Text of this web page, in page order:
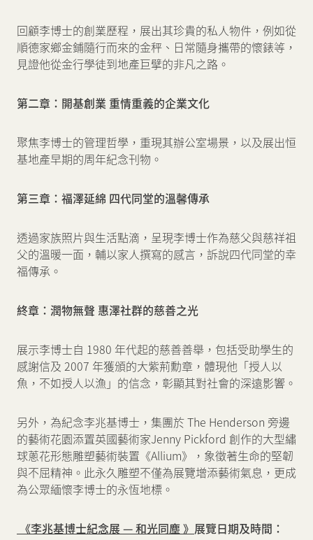
回顧李博士的創業歷程，展出其珍貴的私人物件，例如從
順德家鄉金鋪隨行而來的金秤、日常隨身攜帶的懷錶等，
見證他從金行學徒到地產巨擘的非凡之路。
第二章：開基創業 重情重義的企業文化
聚焦李博士的管理哲學，重現其辦公室場景，以及展出恒
基地產早期的周年紀念刊物。
第三章：福澤延綿 四代同堂的溫馨傳承
透過家族照片與生活點滴，呈現李博士作為慈父與慈祥祖
父的溫暖一面，輔以家人撰寫的感言，訴說四代同堂的幸
福傳承。
終章：潤物無聲 惠澤社群的慈善之光
展示李博士自 1980 年代起的慈善善舉，包括受助學生的
感謝信及 2007 年獲頒的大紫荊勳章，體現他「授人以
魚，不如授人以漁」的信念，彰顯其對社會的深遠影響。
另外，為紀念李兆基博士，集團於 The Henderson 旁邊
的藝術花園添置英國藝術家Jenny Pickford 創作的大型繡
球蔥花形態雕塑藝術裝置《Allium》，象徵著生命的堅韌
與不屈精神。此永久雕塑不僅為展覽增添藝術氣息，更成
為公眾緬懷李博士的永恆地標。
《李兆基博士紀念展 — 和光同塵 》 展覽日期及時間：